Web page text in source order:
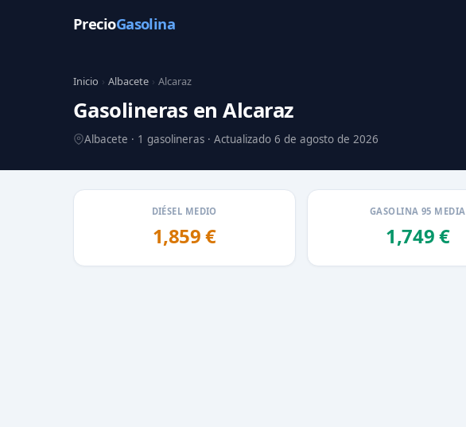
PrecioGasolina
Inicio › Albacete › Alcaraz
Gasolineras en Alcaraz
Albacete · 1 gasolineras · Actualizado 6 de agosto de 2026
DIÉSEL MEDIO
1,859 €
GASOLINA 95 MEDIA
1,749 €